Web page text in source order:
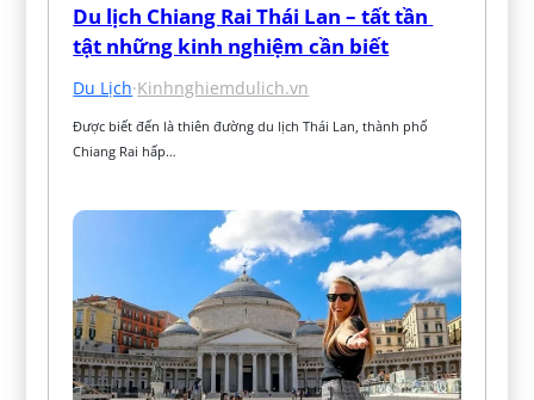
Du lịch Chiang Rai Thái Lan – tất tần
tật những kinh nghiệm cần biết
Du Lịch·Kinhnghiemdulich.vn
Được biết đến là thiên đường du lịch Thái Lan, thành phố
Chiang Rai hấp…